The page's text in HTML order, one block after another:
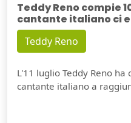
Teddy Reno compie
cantante italiano ci
Teddy Reno
L'11 luglio Teddy Reno
cantante italiano a